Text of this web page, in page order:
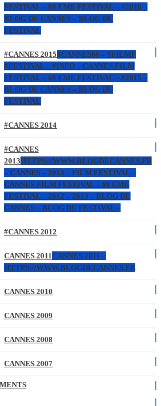
FESTIVAL – 69 EME FESTIVAL – #2016 –
BLOG DE CANNES – BLOG DU
FESTIVAL
#CANNES 2015#CANNES68 – #FILMF
#FESTIVAL – #INFO – CANNES FILM
FESTIVAL – 68 EME FESTIVAL – #2015 –
BLOG DE CANNES – BLOG DU
FESTIVAL
#CANNES 2014
#CANNES
2013HTTPS://WWW.BLOGDECANNES.FR
– CANNES – 2013 – FILM FESTIVAL –
CANNES FILM FESTIVAL – 66 EME
FESTIVAL – 2012 – 2013 – BLOG DE
CANNES – BLOG DU FESTIVAL –
#CANNES 2012
CANNES 2011CANNES 2011 –
HTTPS://WWW.BLOGDECANNES.FR
CANNES 2010
CANNES 2009
CANNES 2008
CANNES 2007